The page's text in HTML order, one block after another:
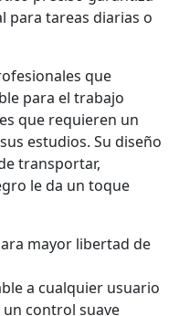
para tareas diarias o
que
para el trabajo
que requieren un
estudios. Su diseño
transportar,
le da un toque
mayor libertad de
a cualquier usuario
control suave